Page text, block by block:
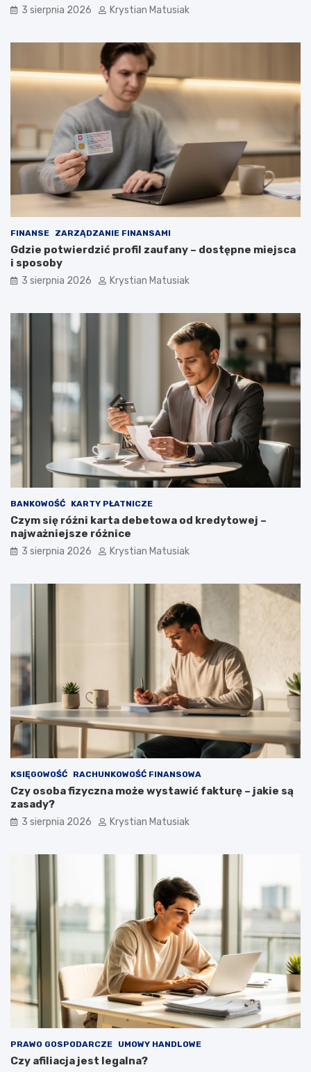
3 sierpnia 2026 Krystian Matusiak
FINANSE ZARZĄDZANIE FINANSAMI
Gdzie potwierdzić profil zaufany – dostępne miejsca
i sposoby
3 sierpnia 2026 Krystian Matusiak
BANKOWOŚĆ KARTY PŁATNICZE
Czym się różni karta debetowa od kredytowej –
najważniejsze różnice
3 sierpnia 2026 Krystian Matusiak
KSIĘGOWOŚĆ RACHUNKOWOŚĆ FINANSOWA
Czy osoba fizyczna może wystawić fakturę – jakie są
zasady?
3 sierpnia 2026 Krystian Matusiak
PRAWO GOSPODARCZE UMOWY HANDLOWE
Czy afiliacja jest legalna?